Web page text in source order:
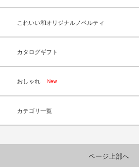
これいい和オリジナルノベルティ
カタログギフト
おしゃれ New
カテゴリ一覧
ページ上部へ